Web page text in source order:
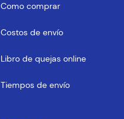
Como comprar
Costos de envío
Libro de quejas online
Tiempos de envío